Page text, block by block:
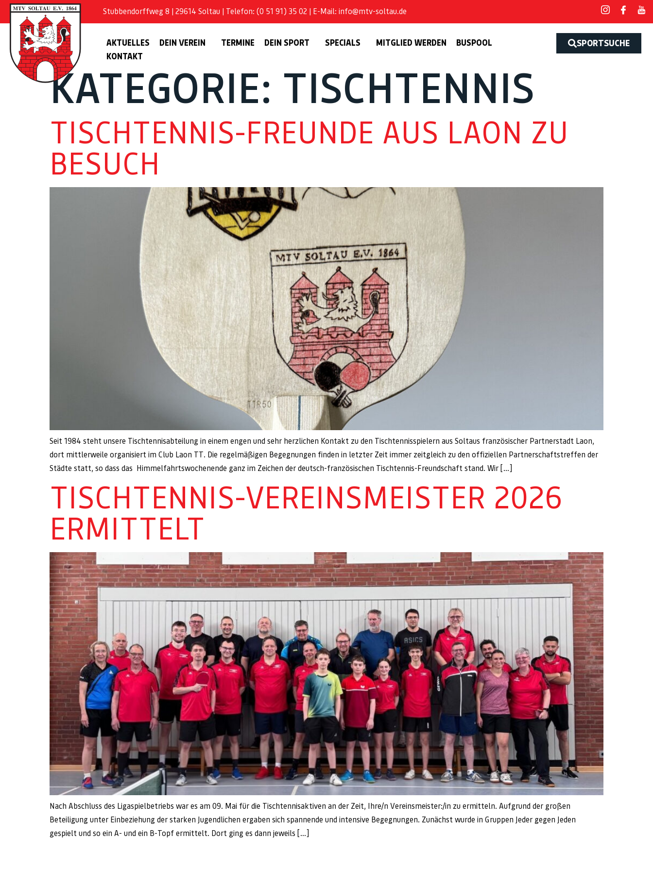
Stubbendorffweg 8 | 29614 Soltau | Telefon: (0 51 91) 35 02 | E-Mail: info@mtv-soltau.de
AKTUELLES DEIN VEREIN TERMINE DEIN SPORT SPECIALS MITGLIED WERDEN
BUSPOOL
KONTAKT
SPORTSUCHE
KATEGORIE: TISCHTENNIS
TISCHTENNIS-FREUNDE AUS LAON ZU
BESUCH
Seit 1984 steht unsere Tischtennisabteilung in einem engen und sehr herzlichen Kontakt zu den Tischtennisspielern aus Soltaus französischer Partnerstadt Laon,
dort mittlerweile organisiert im Club Laon TT. Die regelmäßigen Begegnungen finden in letzter Zeit immer zeitgleich zu den offiziellen Partnerschaftstreffen der
Städte statt, so dass das Himmelfahrtswochenende ganz im Zeichen der deutsch-französischen Tischtennis-Freundschaft stand. Wir […]
TISCHTENNIS-VEREINSMEISTER 2026
ERMITTELT
Nach Abschluss des Ligaspielbetriebs war es am 09. Mai für die Tischtennisaktiven an der Zeit, Ihre/n Vereinsmeister:/in zu ermitteln. Aufgrund der großen
Beteiligung unter Einbeziehung der starken Jugendlichen ergaben sich spannende und intensive Begegnungen. Zunächst wurde in Gruppen Jeder gegen Jeden
gespielt und so ein A- und ein B-Topf ermittelt. Dort ging es dann jeweils […]